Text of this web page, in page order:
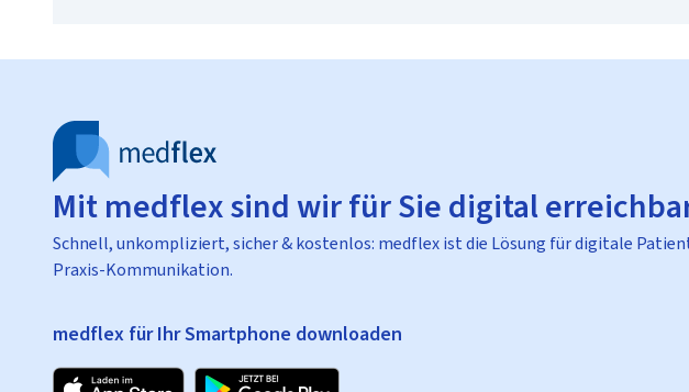
Mit medflex sind wir für Sie digital
Schnell, unkompliziert, sicher & kostenlos: medflex ist die Lösung für digitale
Praxis-Kommunikation.
medflex für Ihr Smartphone downloaden